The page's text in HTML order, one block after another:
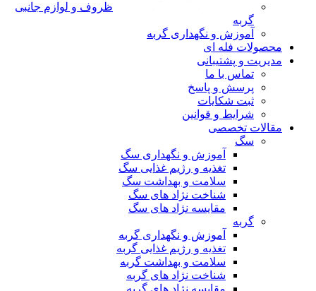
ظروف و لوازم جانبی
گربه
آموزش و نگهداری گربه
محصولات فله ای
مدیریت و پشتیبانی
تماس با ما
پرسش و پاسخ
ثبت شکایات
شرایط و قوانین
مقالات تخصصی
سگ
آموزش و نگهداری سگ
تغذیه و رژیم غذایی سگ
سلامت و بهداشت سگ
شناخت نژاد های سگ
مقایسه نژاد های سگ
گربه
آموزش و نگهداری گربه
تغذیه و رژیم غذایی گربه
سلامت و بهداشت گربه
شناخت نژاد های گربه